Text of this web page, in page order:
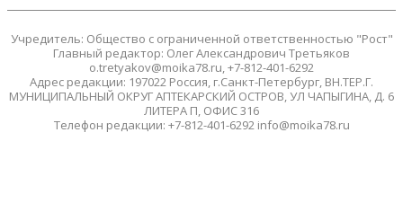
Учредитель: Общество с ограниченной ответственностью "Рост"
Главный редактор: Олег Александрович Третьяков
o.tretyakov@moika78.ru, +7-812-401-6292
Адрес редакции: 197022 Россия, г.Санкт-Петербург, ВН.ТЕР.Г.
МУНИЦИПАЛЬНЫЙ ОКРУГ АПТЕКАРСКИЙ ОСТРОВ, УЛ ЧАПЫГИНА, Д. 6
ЛИТЕРА П, ОФИС 316
Телефон редакции: +7-812-401-6292 info@moika78.ru